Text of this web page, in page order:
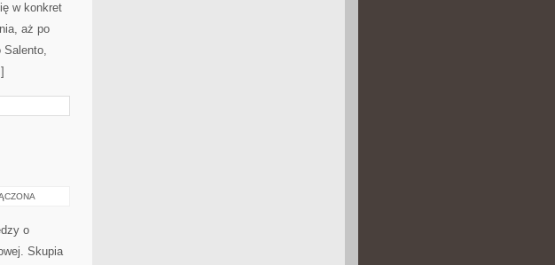
w konkret
aż po
Salento,
o
Skupia